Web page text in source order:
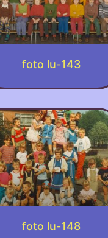
foto lu-143
foto lu-148